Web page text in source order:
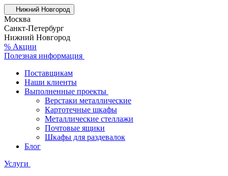
Нижний Новгород
Москва
Санкт-Петербург
Нижний Новгород
% Акции
Полезная информация
Поставщикам
Наши клиенты
Выполненные проекты
Верстаки металлические
Картотечные шкафы
Металлические стеллажи
Почтовые ящики
Шкафы для раздевалок
Блог
Услуги